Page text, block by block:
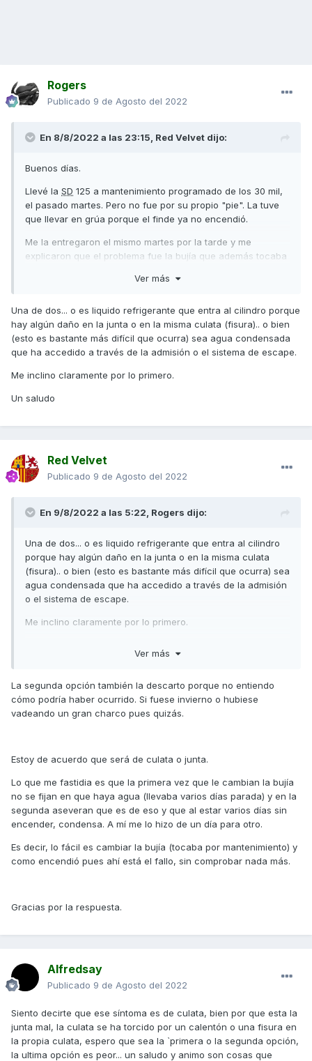
Rogers
Publicado 9 de Agosto del 2022
En 8/8/2022 a las 23:15, Red Velvet dijo:
Buenos días.
Llevé la SD 125 a mantenimiento programado de los 30 mil,
el pasado martes. Pero no fue por su propio "pie". La tuve
que llevar en grúa porque el finde ya no encendió.
Me la entregaron el mismo martes por la tarde y me
explicaron que el problema fue la bujía que además tocaba
al trabajo (16 km ida y vuelta aprox).
El jueves por la mañana ya no quiso encender de nuevo.
Aviso a la grúa y entrego la moto a las 14:00 después de
coordinar con el taller la entrada.
Antes de la última hora de la tarde les pregunto cómo va y
me dicen que están comprobando que no haya salido mala
Cuando me disponía a llamar, fueron ellos los que me
llamaron para decirme "la avería por la que no enciende es
que se condense el agua ahí y no enciende.
A ver cómo me explican que a mí de un día para otro me
ocurrió eso.
En fin, parece ser que no es el peor de los escenarios y me
han presupuestado la reparación por algo menos de 180€.
estaban correctos, nunca tuve indicación de alta
hiciese sospechar. Quiero suponer que estaba en un
del agua en la bujía no lo había escuchado nunca en
averías de junta.
No se qué opináis y que hubieseis hecho vosotros.
Ver más
Una de dos... o es liquido refrigerante que entra al cilindro porque
hay algún daño en la junta o en la misma culata (fisura).. o bien
(esto es bastante más difícil que ocurra) sea agua condensada
que ha accedido a través de la admisión o el sistema de escape.
Me inclino claramente por lo primero.
Un saludo
Red Velvet
Publicado 9 de Agosto del 2022
En 9/8/2022 a las 5:22, Rogers dijo:
Una de dos... o es liquido refrigerante que entra al cilindro
porque hay algún daño en la junta o en la misma culata
(fisura).. o bien (esto es bastante más difícil que ocurra) sea
agua condensada que ha accedido a través de la admisión
o el sistema de escape.
Me inclino claramente por lo primero.
Ver más
La segunda opción también la descarto porque no entiendo
cómo podría haber ocurrido. Si fuese invierno o hubiese
vadeando un gran charco pues quizás.
Estoy de acuerdo que será de culata o junta.
Lo que me fastidia es que la primera vez que le cambian la bujía
no se fijan en que haya agua (llevaba varios días parada) y en la
segunda aseveran que es de eso y que al estar varios días sin
encender, condensa. A mí me lo hizo de un día para otro.
Es decir, lo fácil es cambiar la bujía (tocaba por mantenimiento) y
como encendió pues ahí está el fallo, sin comprobar nada más.
Gracias por la respuesta.
Alfredsay
Publicado 9 de Agosto del 2022
Siento decirte que ese síntoma es de culata, bien por que esta la
junta mal, la culata se ha torcido por un calentón o una fisura en
la propia culata, espero que sea la `primera o la segunda opción,
la ultima opción es peor... un saludo y animo son cosas que